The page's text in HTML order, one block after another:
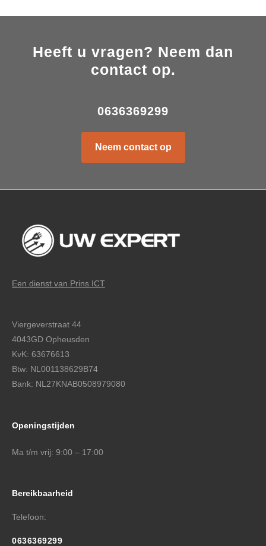
Heeft u vragen? Neem dan
contact op.
0636369299
Neem contact op
Een dienst van Prins ICT
Viergeverstraat 44
4043GD Opheusden
KvK: 63676613
Btw: NL001138629B74
Bank: NL27KNAB0508979080
Openingstijden
Ma t/m vrij: 9:00 – 17:00
Bereikbaarheid
Telefoon:
0636369299